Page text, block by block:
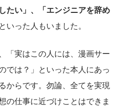
たい」、「エンジニアを辞め
といった人もいました。
「実はこの人には、漫画サー
では？」といった本人にあっ
からです。勿論、全てを実現
の仕事に近づけことはできま